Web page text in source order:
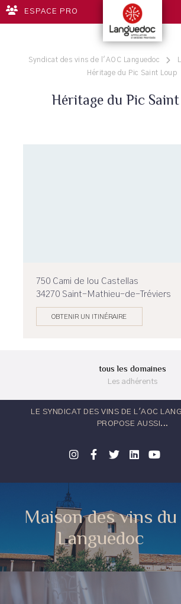
ESPACE PRO
Syndicat des vins de l'AOC Languedoc
Héritage du Pic Saint Loup
Héritage du Pic
750 Cami de lou Castellas
34270 Saint-Mathieu-de-Tréviers
OBTENIR UN ITINÉRAIRE
tous les domaines
Les adhérents
LE SYNDICAT DES VINS DE L'AOC
PROPOSE AUSSI...
Maison des vins du
Languedoc